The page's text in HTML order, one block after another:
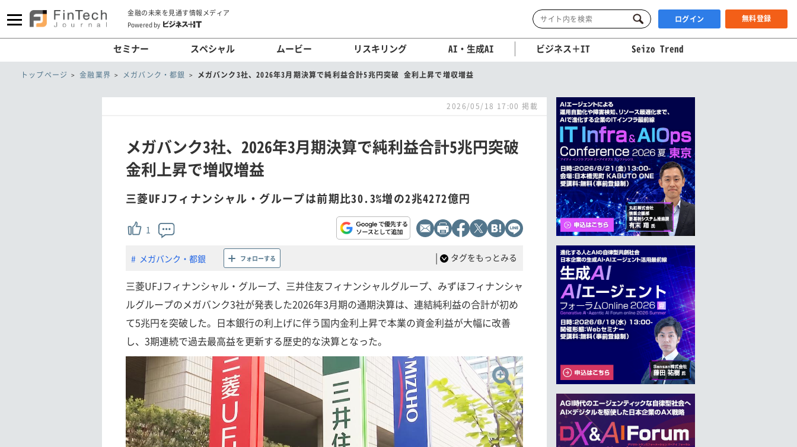
金融の未来を見通す情報メディア
Powered by ログイン 無料登録
セミナー スペシャル ムービー リスキリング AI・生成AI ビジネス＋IT Seizo Trend
トップページ 金融業界 メガバンク・都銀 メガバンク3社、2026年3月期決算で純利益合計5兆円突破 金利上昇で増収増益
2026/05/18 17:00 掲載
メガバンク3社、2026年3月期決算で純利益合計5兆円突破
金利上昇で増収増益
三菱UFJフィナンシャル・グループは前期比30.3%増の2兆4272億円
1
メガバンク・都銀 フォローする | タグをもっとみる
三菱UFJフィナンシャル・グループ、三井住友フィナンシャルグループ、みずほフィナンシャ
ルグループのメガバンク3社が発表した2026年3月期の通期決算は、連結純利益の合計が初め
て5兆円を突破した。日本銀行の利上げに伴う国内金利上昇で本業の資金利益が大幅に改善
し、3期連続で過去最高益を更新する歴史的な決算となった。